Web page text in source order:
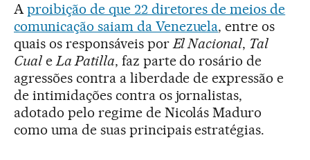
Aproibição de que 22 diretores de meios de
comunicação saiam da Venezuela, entre os
quais os responsáveis porEl Nacional, Tal
CualeLa Patilla, faz parte do rosário de
agressões contra a liberdade de expressão e
de intimidações contra os jornalistas,
adotado pelo regime de Nicolás Maduro
como uma de suas principais estratégias.